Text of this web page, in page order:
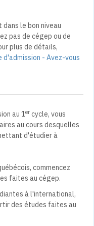
le bon niveau
pas de cégep ou de
plus de détails,
d'admission - Avez-vous
au 1er cycle, vous
au cours desquelles
d'étudier à
commencez
faites au cégep.
à l'international,
des études faites au